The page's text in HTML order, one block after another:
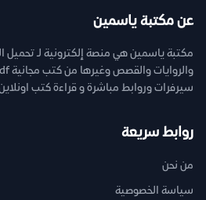
عن مكتبة ياسمين
مكتبة ياسمين هي منصة إلكترونية لـ تحميل
سيرفرات وروابط مباشرة و قراءة كتب
روابط سريعة
من نحن
سياسة الخصوصية